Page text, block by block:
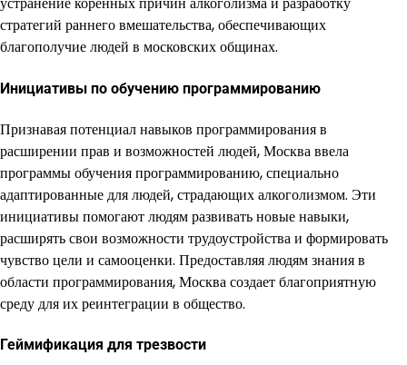
стратегий раннего вмешательства, обеспечивающих
благополучие людей в московских общинах.
Инициативы по обучению программированию
Признавая потенциал навыков программирования в
расширении прав и возможностей людей, Москва ввела
программы обучения программированию, специально
адаптированные для людей, страдающих алкоголизмом. Эти
инициативы помогают людям развивать новые навыки,
расширять свои возможности трудоустройства и формировать
чувство цели и самооценки. Предоставляя людям знания в
области программирования, Москва создает благоприятную
среду для их реинтеграции в общество.
Геймификация для трезвости